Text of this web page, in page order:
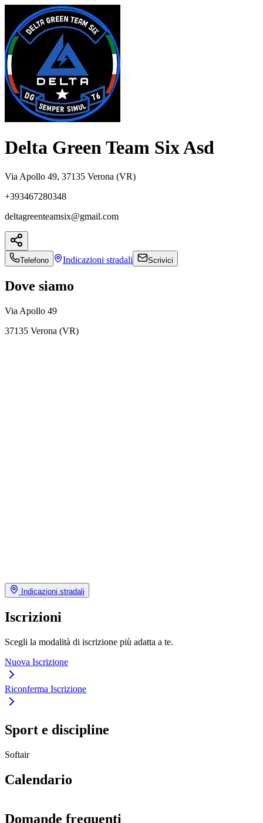
Delta Green Team Six Asd
Via Apollo 49, 37135 Verona (VR)
+393467280348
deltagreenteamsix@gmail.com
Telefono Indicazioni stradali Scrivici
Dove siamo
Via Apollo 49
37135 Verona (VR)
Indicazioni stradali
Iscrizioni
Scegli la modalità di iscrizione più adatta a te.
Nuova Iscrizione
Riconferma Iscrizione
Sport e discipline
Softair
Calendario
Domande frequenti